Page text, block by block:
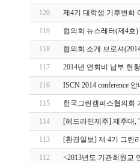
120 제4기 대학생 기후변화
119 협의회 뉴스레터(제4호)
118 협의회 소개 브로셔
117 2014년 연회비 납부 현황
116 ISCN 2014 conference 안
115 한국그린캠퍼스협의회
114 [헤드라인제주] 제주대
113 [환경일보] 제 4기 그린
112 <2013년도 기관회원교